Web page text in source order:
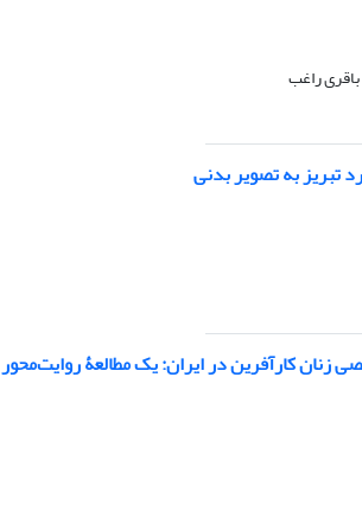
راغب
تبریز به تصویر بدنی
زنان کارآفرین در ایران: یک مطالعۀ روایت‌محور